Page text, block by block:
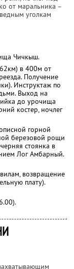
от маральника –
уголкам
Чичкыш.
в 400м от
Получение
Инструктаж по
Выход на
до урочища
костер, ночлег
горной
березовой рощи
стоянка в
Лог Амбарный.
возвращение
плату).